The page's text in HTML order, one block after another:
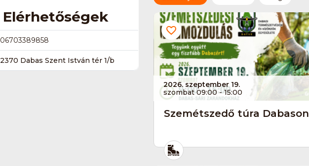
Elérhetőségek
06703389858
2370 Dabas Szent István tér 1/b
2026. szeptember 19.
szombat 09:00 - 15:00
Szemétszedő túra Dabason